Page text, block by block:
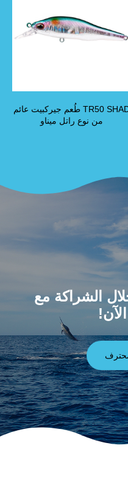
TR50 SHAD طُعم جيركبيت عائم
من نوع راتل ميناو
الشراكة مع